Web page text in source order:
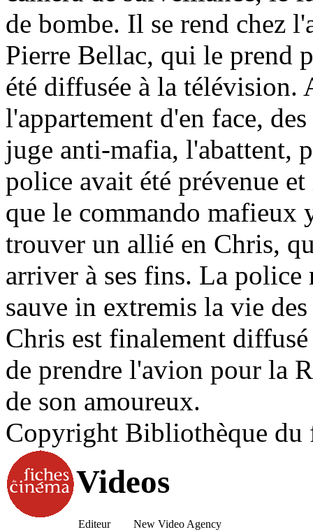
de bombe. Il se rend chez
Pierre Bellac, qui le prend
été diffusée à la télévision.
l'appartement d'en face,
juge anti-mafia, l'abattent,
police avait été prévenue
que le commando mafieux
trouver un allié en Chris,
arriver à ses fins. La police
sauve in extremis la vie
Chris est finalement
de prendre l'avion pour la
de son amoureux.
Copyright Bibliothèque du
Videos
Editeur
New Video Agency